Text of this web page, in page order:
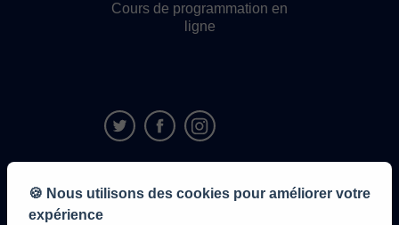
Cours de programmation en
ligne
9,6/10
avis
🍪 Nous utilisons des cookies pour améliorer votre
expérience